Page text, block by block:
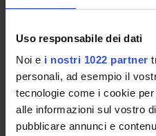
Uso responsabile dei dati
Noi e i nostri 1022 partner
personali, ad esempio il
tecnologie come i cookie
alle informazioni sul vostro
pubblicare annunci e
VICENZA
SANITARI